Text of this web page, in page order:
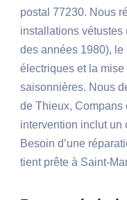
postal 77230. Nous
installations vétustes
des années 1980),
électriques et la
saisonnières. Nous
de Thieux, Compans
intervention inclut un
Besoin d’une
tient prête à Saint-